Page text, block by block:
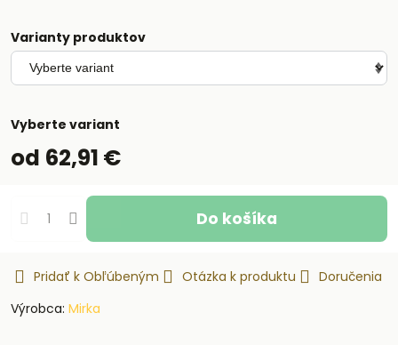
Varianty produktov
Vyberte variant
od 62,91 €
Do košíka
Pridať k Obľúbeným Otázka k produktu
Doručenia
Výrobca: Mirka